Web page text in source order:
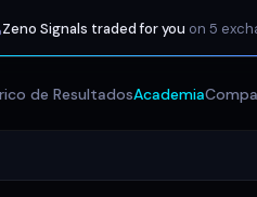
Zeno Signals traded for you on 5
de ResultadosAcademia